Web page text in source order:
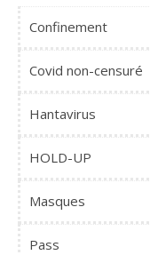
Confinement
Covid non-censuré
Hantavirus
HOLD-UP
Masques
Pass